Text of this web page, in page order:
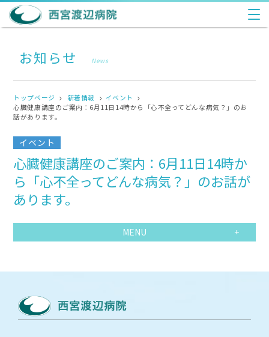
お知らせ News
トップページ 新着情報
イベント
心臓健康講座のご案内：6月11日14時から「心不全ってどんな病気？」のお
話があります。
イベント
心臓健康講座のご案内：6月11日14時か
ら「心不全ってどんな病気？」のお話が
あります。
MENU